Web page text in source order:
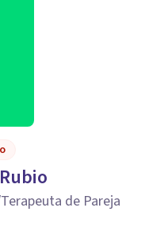
de Pareja